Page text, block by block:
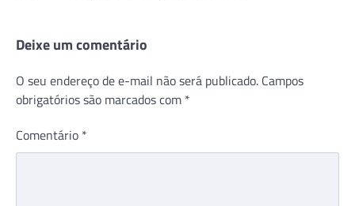
Deixe um comentário
O seu endereço de e-mail não será publicado. Campos
obrigatórios são marcados com *
Comentário *